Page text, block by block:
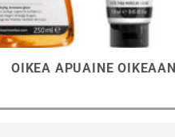
OIKEA APUAINE